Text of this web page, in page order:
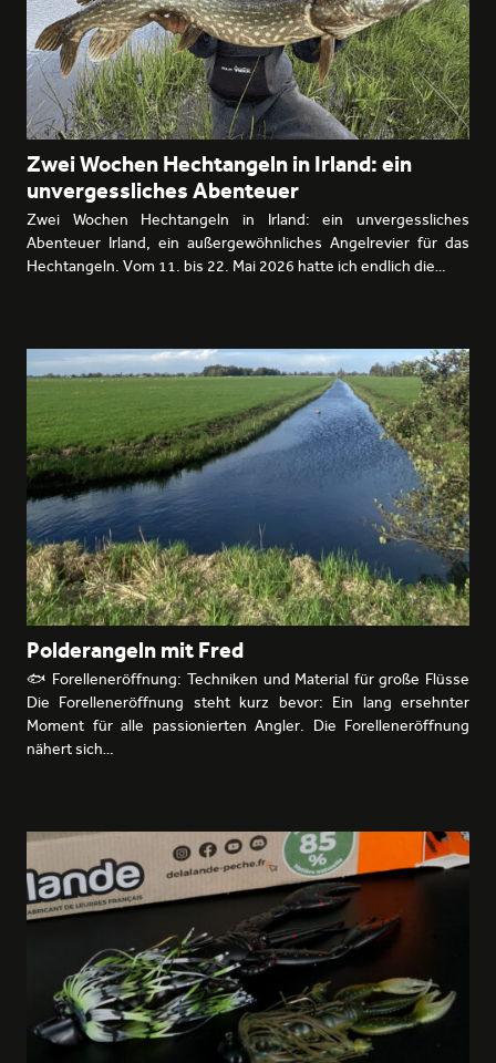
Zwei Wochen Hechtangeln in Irland: ein
unvergessliches Abenteuer
Zwei Wochen Hechtangeln in Irland: ein unvergessliches
Abenteuer Irland, ein außergewöhnliches Angelrevier für das
Hechtangeln. Vom 11. bis 22. Mai 2026 hatte ich endlich die…
Polderangeln mit Fred
🐟 Forelleneröffnung: Techniken und Material für große Flüsse
Die Forelleneröffnung steht kurz bevor: Ein lang ersehnter
Moment für alle passionierten Angler. Die Forelleneröffnung
nähert sich…